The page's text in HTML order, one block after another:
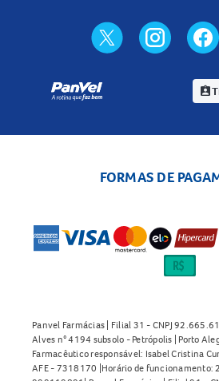
assignment_ind
FORMAS DE
Panvel Farmácias | Filial 31 - CNPJ
Alves n° 4194 subsolo - Petrópolis | Porto
Farmacêutico responsável: Isabel Cristina
AFE - 7318170 |Horário de funcionamento: